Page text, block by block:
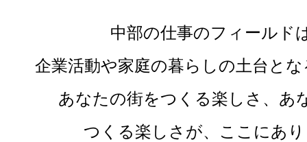
中部の仕事のフィールド
企業活動や家庭の暮らしの土台と
あなたの街をつくる楽しさ、あ
つくる楽しさが、ここにあ